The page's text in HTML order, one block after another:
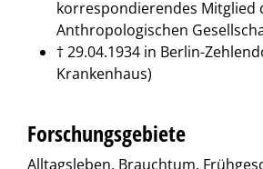
korrespondierendes Mitglied
Anthropologischen
† 29.04.1934 in Berlin-
Krankenhaus)
Forschungsgebiete
Alltagsleben, Brauchtum,